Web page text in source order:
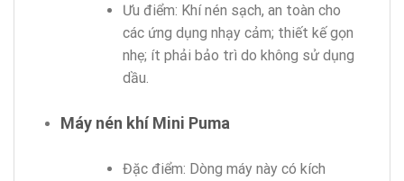
Ưu điểm: Khí nén sạch, an toàn cho
các ứng dụng nhạy cảm; thiết kế gọn
nhẹ; ít phải bảo trì do không sử dụng
dầu.
Máy nén khí Mini Puma
Đặc điểm: Dòng máy này có kích